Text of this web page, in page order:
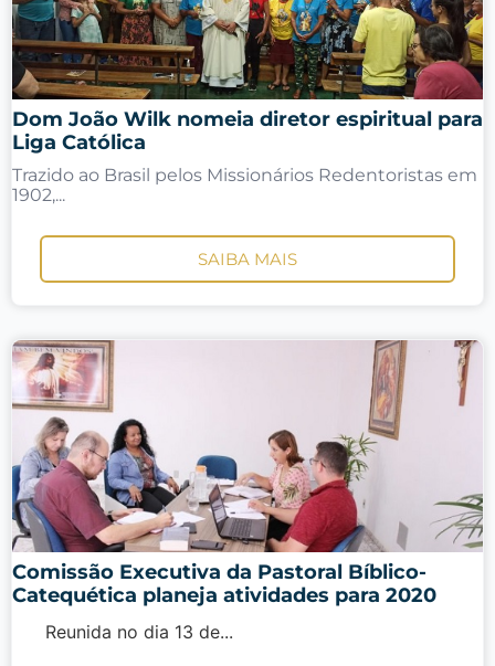
Dom João Wilk nomeia diretor espiritual para
Liga Católica
Trazido ao Brasil pelos Missionários Redentoristas em
1902,...
SAIBA MAIS
Comissão Executiva da Pastoral Bíblico-
Catequética planeja atividades para 2020
Reunida no dia 13 de...